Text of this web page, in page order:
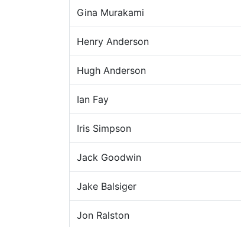
Gina Murakami
Henry Anderson
Hugh Anderson
Ian Fay
Iris Simpson
Jack Goodwin
Jake Balsiger
Jon Ralston